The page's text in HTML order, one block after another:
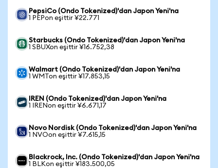
PepsiCo (Ondo Tokenized)'dan Japon Yeni'na
1 PEPon eşittir ¥22.771
Starbucks (Ondo Tokenized)'dan Japon Yeni'na
1 SBUXon eşittir ¥16.752,38
Walmart (Ondo Tokenized)'dan Japon Yeni'na
1 WMTon eşittir ¥17.853,15
IREN (Ondo Tokenized)'dan Japon Yeni'na
1 IRENon eşittir ¥6.671,17
Novo Nordisk (Ondo Tokenized)'dan Japon Yeni'na
1 NVOon eşittir ¥7.615,15
Blackrock, Inc. (Ondo Tokenized)'dan Japon Yeni'na
1 BLKon eşittir ¥183.500,05